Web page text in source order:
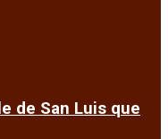
de San Luis que